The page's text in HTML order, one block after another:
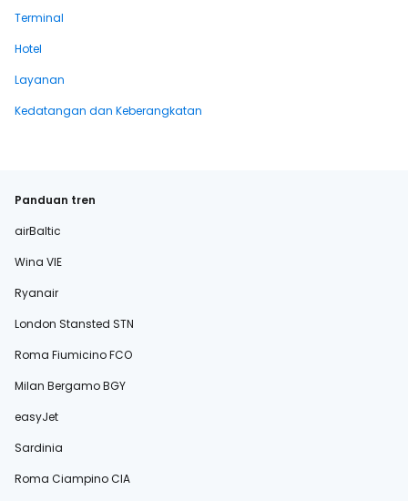
Terminal
Hotel
Layanan
Kedatangan dan Keberangkatan
Panduan tren
airBaltic
Wina VIE
Ryanair
London Stansted STN
Roma Fiumicino FCO
Milan Bergamo BGY
easyJet
Sardinia
Roma Ciampino CIA